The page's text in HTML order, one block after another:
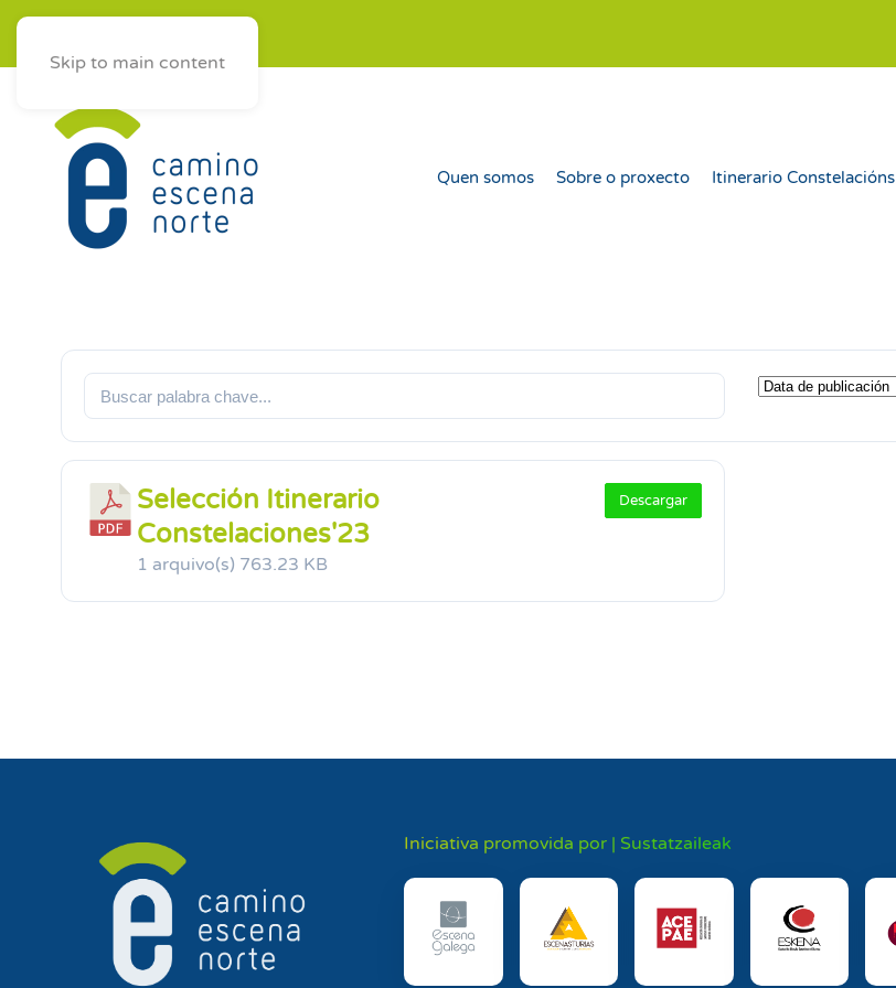
Skip to main content
Quen somos Sobre o proxecto Itinerario Constelacións
Selección Itinerario
Constelaciones'23
1 arquivo(s) 763.23 KB
Descargar
Iniciativa promovida por | Sustatzaileak